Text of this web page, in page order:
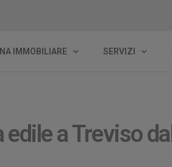
IMMOBILIARE SERVIZI
edile a Treviso